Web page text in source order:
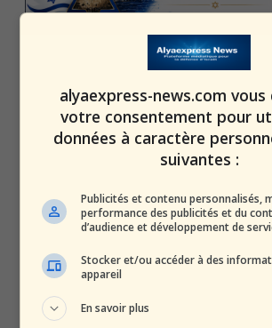
دیگر مصدوم شدند/صداوسیما
— jonoub_fouri (@Jonoub_fouri)October
alyaexpress-news.com vous
votre consentement pour
données à caractère
suivantes :
Publicités et contenu personnalisés,
performance des publicités et du
d’audience et développement de
Stocker et/ou accéder à des
appareil
En savoir plus